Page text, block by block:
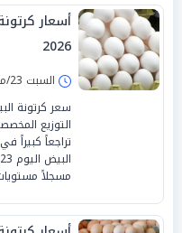
2026
السبت 23/مايو/2026 - 10:00 ص
سعر كرتونة
التوزيع
تراجعاً كبيراً
مسجلاً